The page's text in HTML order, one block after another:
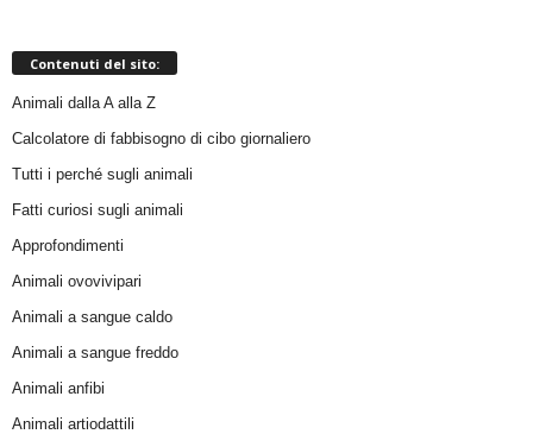
Contenuti del sito:
Animali dalla A alla Z
Calcolatore di fabbisogno di cibo giornaliero
Tutti i perché sugli animali
Fatti curiosi sugli animali
Approfondimenti
Animali ovovivipari
Animali a sangue caldo
Animali a sangue freddo
Animali anfibi
Animali artiodattili